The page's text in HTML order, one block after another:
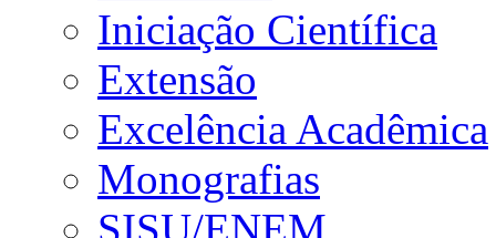
Iniciação Científica
Extensão
Excelência Acadêmica
Monografias
SISU/ENEM